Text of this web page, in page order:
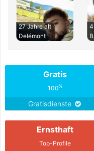
27 Jahre alt
Delémont
Gratis
100%
Gratisdienste
Ernsthaft
Top-Profile